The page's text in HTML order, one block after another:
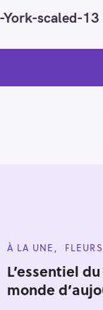
scaled-13
C
T
E
G
O
À LA UNE
L’essentiel
monde